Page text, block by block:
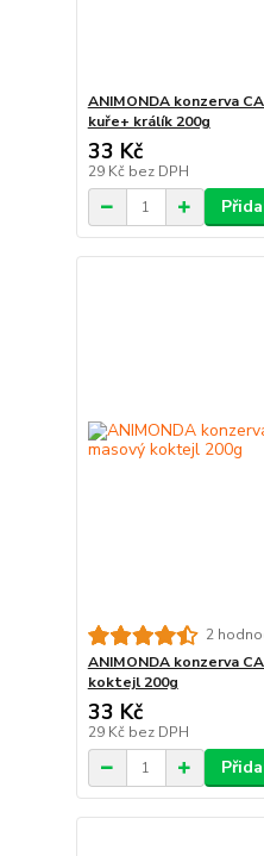
ANIMONDA konzerva
kuře+ králík 200g
33 Kč
29 Kč bez DPH
2
ANIMONDA konzerva
koktejl 200g
33 Kč
29 Kč bez DPH